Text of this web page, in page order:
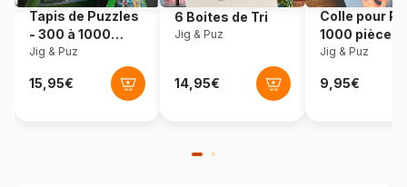
Tapis de Puzzles
- 300 à 1000
pièces
Jig & Puz
6 Boites de Tri
Jig & Puz
Colle pour
1000 pièces
Jig & Puz